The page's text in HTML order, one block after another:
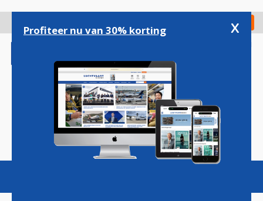
gaan
Check in
Magazine Podcasts Vacatures
Profiteer nu van 30% korting x